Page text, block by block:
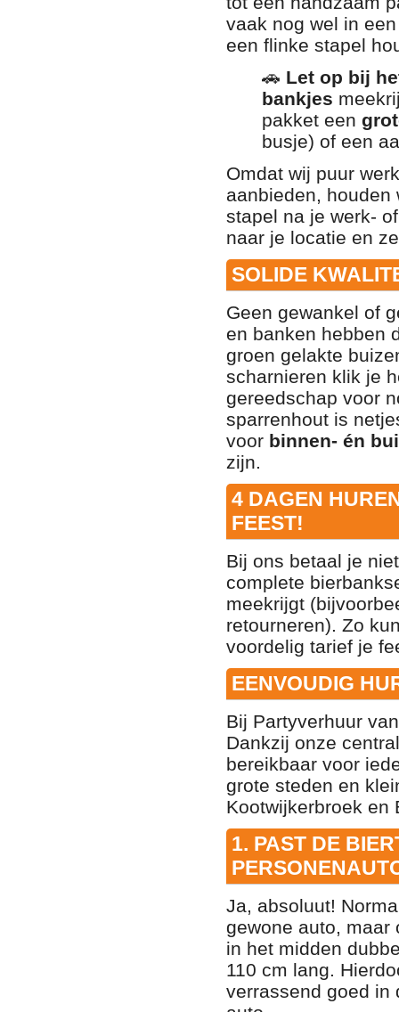
vaak nog wel in
een flinke stapel
🚗 Let op bij
bankjes
pakket een
busje) of een
Omdat wij puur
aanbieden, houden
stapel na je werk-
naar je locatie en
SOLIDE
Geen gewankel of
en banken hebben
groen gelakte
scharnieren klik je
gereedschap voor
sparrenhout is
voor binnen- én
zijn.
4 DAGEN
FEEST!
Bij ons betaal je
complete
meekrijgt
retourneren). Zo
voordelig tarief je
EENVOUDIG
Bij Partyverhuur
Dankzij onze
bereikbaar voor
grote steden en
Kootwijkerbroek en
1. PAST DE
Ja, absoluut!
gewone auto, maar
in het midden
110 cm lang.
verrassend goed in